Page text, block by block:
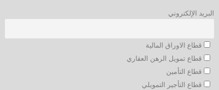
البريد الإلكتروني
قطاع الاوراق المالية
قطاع تمويل الرهن العقاري
قطاع التأمين
قطاع التأجير التمويلي